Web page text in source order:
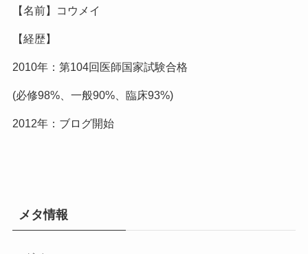
【名前】コウメイ
【経歴】
2010年：第104回医師国家試験合格
(必修98%、一般90%、臨床93%)
2012年：ブログ開始
メタ情報